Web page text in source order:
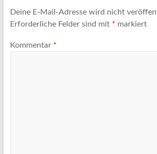
Deine E-Mail-Adresse wird nicht
Erforderliche Felder sind mit * markiert
Kommentar *